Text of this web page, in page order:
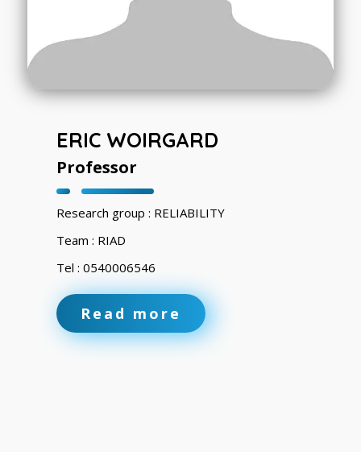
ERIC WOIRGARD
Professor
Research group : RELIABILITY
Team : RIAD
Tel : 0540006546
Read more